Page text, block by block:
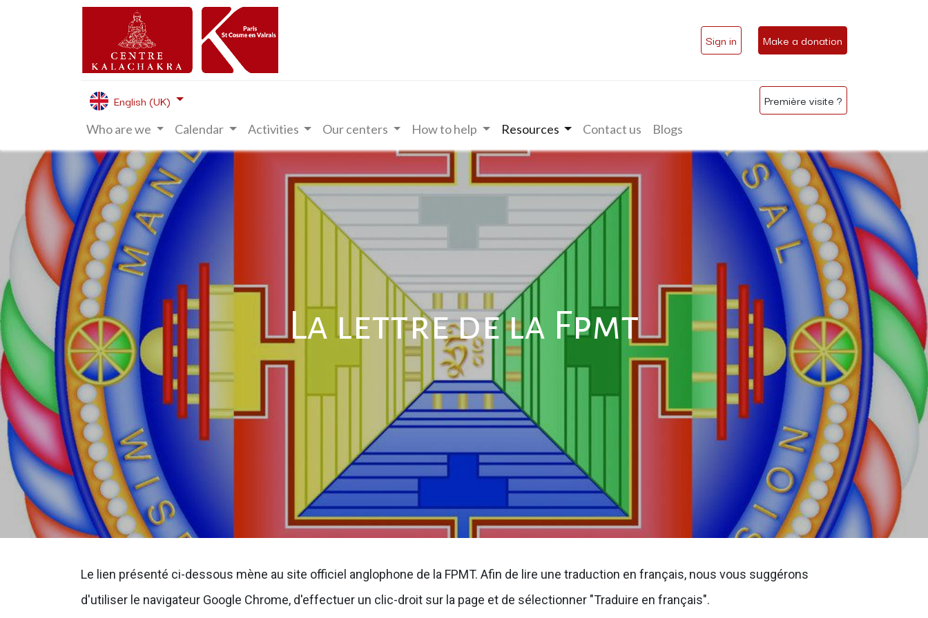
Sign in Make a donation
English (UK) Première visite ?
Who are we Calendar Activities Our centers How to help Resources Contact us Blogs
La lettre de la Fpmt
Le lien présenté ci-dessous mène au site officiel anglophone de la FPMT. Afin de lire une traduction en français, nous vous suggérons
d'utiliser le navigateur Google Chrome, d'effectuer un clic-droit sur la page et de sélectionner "Traduire en français".